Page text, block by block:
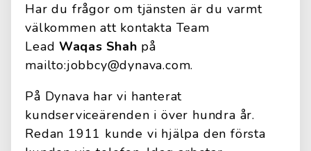
Har du frågor om tjänsten är du varmt
välkommen att kontakta Team
LeadWaqas Shah på
mailto:jobbcy@dynava.com.
På Dynava har vi hanterat
kundserviceärenden i över hundra år.
Redan 1911 kunde vi hjälpa den första